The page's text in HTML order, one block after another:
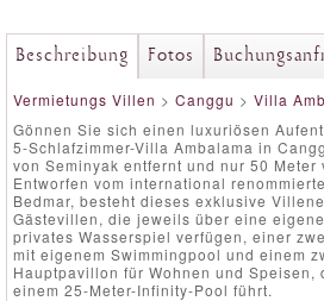
Beschreibung Fotos
Vermietungs Villen > Canggu > Villa
Gönnen Sie sich einen luxuriösen
5-Schlafzimmer-Villa Ambalama in
von Seminyak entfernt und nur 50 Meter
Entworfen vom international
Bedmar, besteht dieses exklusive
Gästevillen, die jeweils über eine
privates Wasserspiel verfügen, einer
mit eigenem Swimmingpool und einem
Hauptpavillon für Wohnen und Speisen,
einem 25-Meter-Infinity-Pool führt.